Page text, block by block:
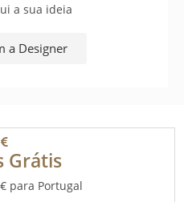
a sua ideia
a Designer
Grátis
para Portugal